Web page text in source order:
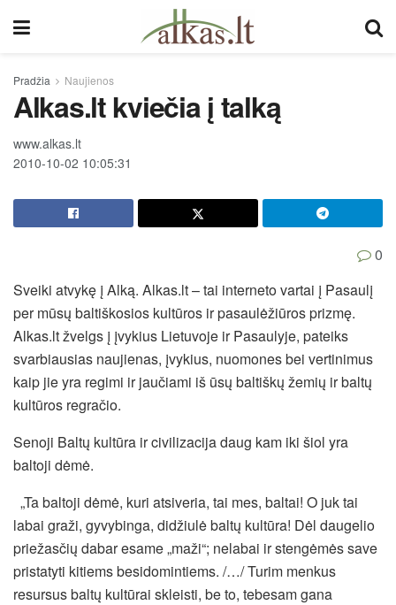
Pradžia Naujienos
Alkas.lt kviečia į talką
www.alkas.lt
2010-10-02 10:05:31
0
Sveiki atvykę į Alką. Alkas.lt – tai interneto vartai į Pasaulį
per mūsų baltiškosios kultūros ir pasaulėžiūros prizmę.
Alkas.lt žvelgs į įvykius Lietuvoje ir Pasaulyje, pateiks
svarbiausias naujienas, įvykius, nuomones bei vertinimus
kaip jie yra regimi ir jaučiami iš ūsų baltiškų žemių ir baltų
kultūros regračio.
Senoji Baltų kultūra ir civilizacija daug kam iki šiol yra
baltoji dėmė.
„Ta baltoji dėmė, kuri atsiveria, tai mes, baltai! O juk tai
labai graži, gyvybinga, didžiulė baltų kultūra! Dėl daugelio
priežasčių dabar esame „maži“; nelabai ir stengėmės save
pristatyti kitiems besidomintiems. /…/ Turim menkus
resursus baltų kultūrai skleisti, be to, tebesam gana